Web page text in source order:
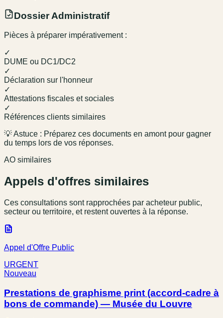
Dossier Administratif
Pièces à préparer impérativement :
✓
DUME ou DC1/DC2
✓
Déclaration sur l'honneur
✓
Attestations fiscales et sociales
✓
Références clients similaires
💡 Astuce : Préparez ces documents en amont pour gagner
du temps lors de vos réponses.
AO similaires
Appels d'offres similaires
Ces consultations sont rapprochées par acheteur public,
secteur ou territoire, et restent ouvertes à la réponse.
Appel d'Offre Public
URGENT
Nouveau
Prestations de graphisme print (accord-cadre à
bons de commande) — Musée du Louvre